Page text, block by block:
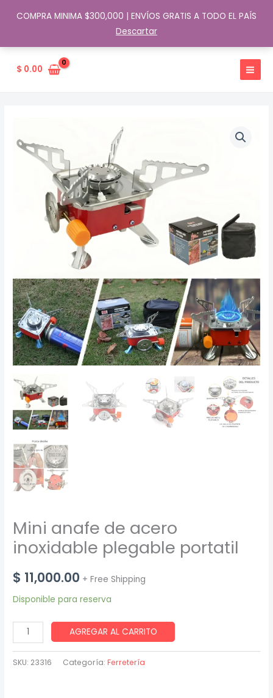
COMPRA MINIMA $300,000 | ENVÍOS GRATIS A TODO EL PAÍS
Descartar
$ 0.00
Mini anafe de acero
inoxidable plegable portatil
$ 11,000.00 + Free Shipping
Disponible para reserva
Mini
anafe
de
AGREGAR AL CARRITO
SKU: 23316 Categoría:Ferretería